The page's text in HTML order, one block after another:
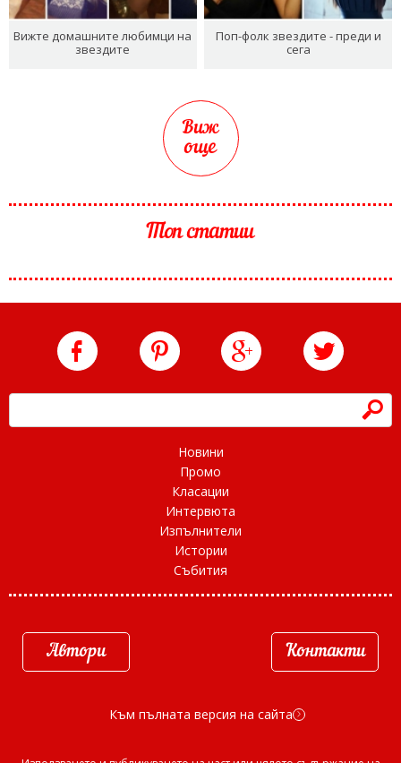
Вижте домашните любимци на
звездите
Поп-фолк звездите - преди и
сега
Виж
още
Топ статии
h
Новини
Промо
Класации
Интервюта
Изпълнители
Истории
Събития
Автори Контакти
Към пълната версия на сайта d